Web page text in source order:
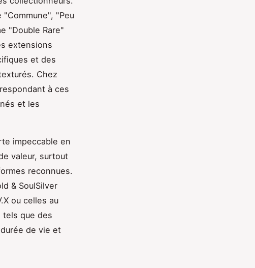
"Peu
"Double Rare"
extensions
et des
Chez
à ces
et les
impeccable en
valeur, surtout
reconnues.
& SoulSilver
ou celles au
tels que des
de vie et